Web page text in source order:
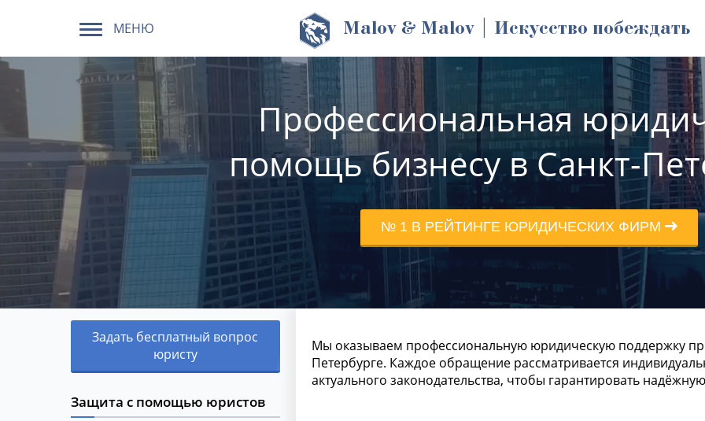
МЕНЮ Malov & Malov | Искусство побеждать
Профессиональная
помощь бизнесу в Санкт-
№ 1 В РЕЙТИНГЕ ЮРИДИЧЕСКИХ ФИРМ
Задать бесплатный вопрос
юристу
Защита с помощью юристов
Мы оказываем профессиональную юридическую поддержку
Петербурге. Каждое обращение рассматривается
актуального законодательства, чтобы гарантировать